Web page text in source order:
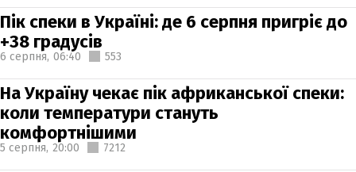
Пік спеки в Україні: де 6 серпня пригріє до
+38 градусів
6 серпня, 06:40 553
На Україну чекає пік африканської спеки:
коли температури стануть
комфортнішими
5 серпня, 20:00 7212